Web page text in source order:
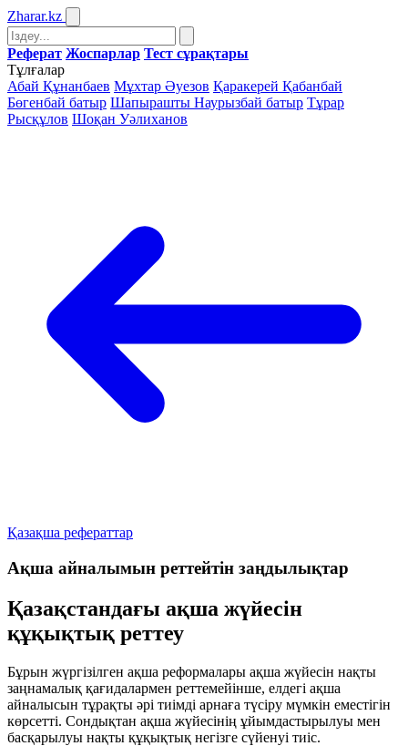
Zharar.kz
Реферат Жоспарлар Тест сұрақтары
Тұлғалар
Абай Құнанбаев Мұхтар Әуезов Қаракерей Қабанбай
Бөгенбай батыр Шапырашты Наурызбай батыр Тұрар
Рысқұлов Шоқан Уәлиханов
Қазақша рефераттар
Ақша айналымын реттейтiн заңдылықтар
Қазақстандағы ақша жүйесін
құқықтық реттеу
Бұрын жүргізілген ақша реформалары ақша жүйесін нақты
заңнамалық қағидалармен реттемейінше, елдегі ақша
айналысын тұрақты әрі тиімді арнаға түсіру мүмкін еместігін
көрсетті. Сондықтан ақша жүйесінің ұйымдастырылуы мен
басқарылуы нақты құқықтық негізге сүйенуі тиіс.